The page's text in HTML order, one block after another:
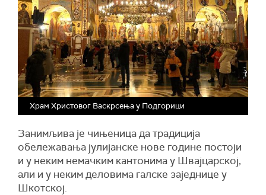
Храм Христовог Васкрсења у Подгорици
Занимљива је чињеница да традиција
обележавања јулијанске нове године постоји
и у неким немачким кантонима у Швајцарској,
али и у неким деловима галске заједнице у
Шкотској.